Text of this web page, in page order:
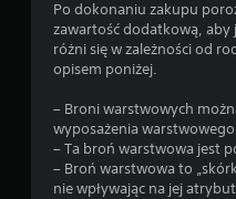
Po dokonaniu zakupu
zawartość dodatkową, aby
różni się w zależności od
opisem poniżej.
– Broni warstwowych
wyposażenia
– Ta broń warstwowa jest
– Broń warstwowa to
nie wpływając na jej